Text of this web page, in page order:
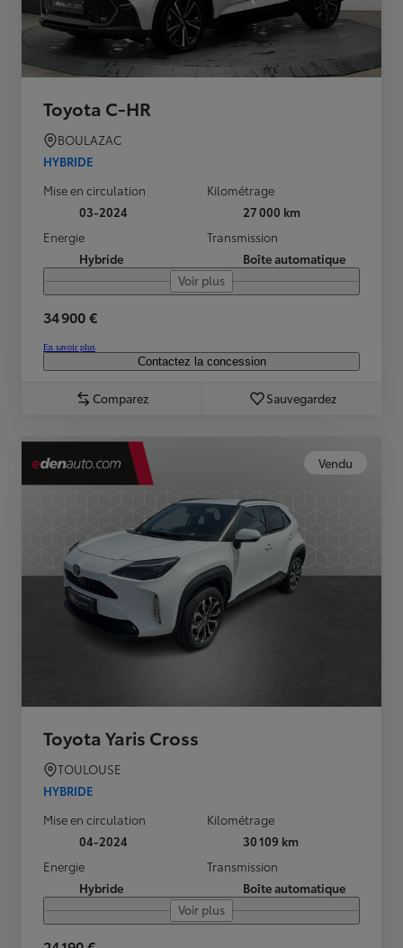
Toyota C-HR
BOULAZAC
HYBRIDE
Mise en circulation
03-2024
Kilométrage
27 000 km
Energie
Hybride
Transmission
Boîte automatique
Voir plus
34 900 €
En savoir plus
Contactez la concession
Comparez Sauvegardez
Vendu
Toyota Yaris Cross
TOULOUSE
HYBRIDE
Mise en circulation
04-2024
Kilométrage
30 109 km
Energie
Hybride
Transmission
Boîte automatique
Voir plus